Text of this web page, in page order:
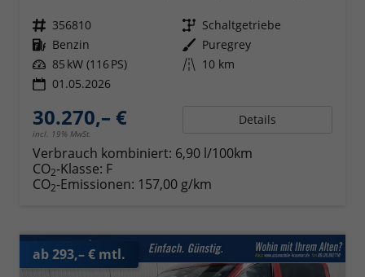
Fahrzeugnr. 356810 Getriebe Schaltgetriebe
Kraftstoff Benzin Außenfarbe Puregrey
Leistung 85 kW (116 PS) Kilometerstand 10 km
01.05.2026
30.270,– €
incl. 19% MwSt.
Details
Verbrauch kombiniert: 6,90 l/100km
CO2-Klasse: F
CO2-Emissionen: 157,00 g/km
ab 293,– € mtl.